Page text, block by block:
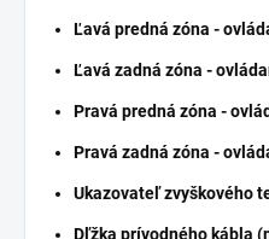
Ľavá predná zóna -
Ľavá zadná zóna -
Pravá predná zóna -
Pravá zadná zóna -
Ukazovateľ zvyškového
Dľžka prívodného kábla